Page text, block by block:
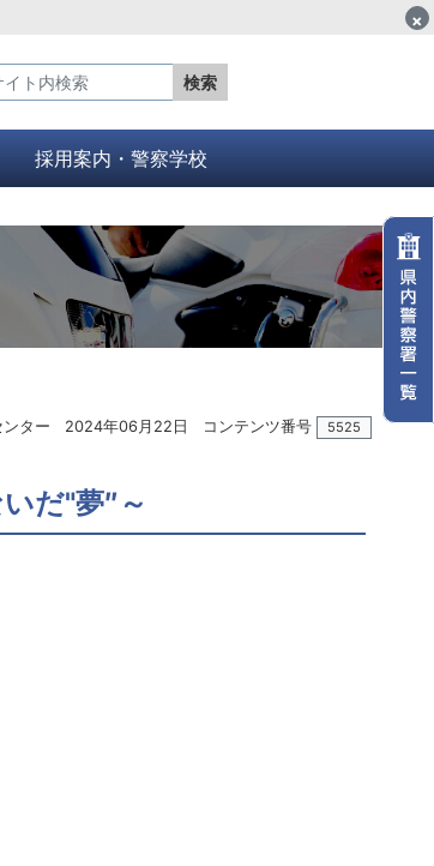
検索
×
採用案内・警察学校
ター 2024年06月22日 コンテンツ番号 5525
だ"夢″～